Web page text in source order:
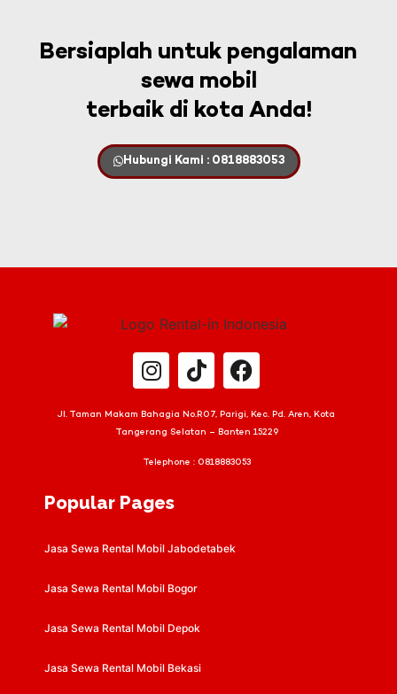
Bersiaplah untuk pengalaman
sewa mobil
terbaik di kota Anda!
Hubungi Kami : 0818883053
Jl. Taman Makam Bahagia No.R07, Parigi, Kec. Pd. Aren, Kota
Tangerang Selatan – Banten 15229
Telephone : 0818883053
Popular Pages
Jasa Sewa Rental Mobil Jabodetabek
Jasa Sewa Rental Mobil Bogor
Jasa Sewa Rental Mobil Depok
Jasa Sewa Rental Mobil Bekasi